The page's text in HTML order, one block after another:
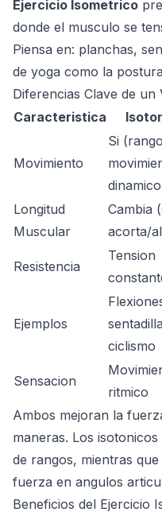
Ejercicio Isometrico
donde el musculo se
Piensa en: planchas,
de yoga como la
Diferencias Clave de un
Caracteristica
Movimiento
Si
Longitud
Muscular
Cambia
acorta/
Resistencia
Tension
Ejemplos
ciclismo
Sensacion
ritmico
Ambos mejoran la
maneras. Los
de rangos, mientras
fuerza en angulos
Beneficios del Ejercicio